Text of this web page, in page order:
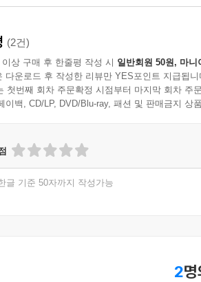
(2건)
이상 구매 후 한줄평 작성 시 일반회원 50원, 마니
다운로드 후 작성한 리뷰만 YES포인트 지급됩니
첫번째 회차 주문확정 시점부터 마지막 회차 주
이백, CD/LP, DVD/Blu-ray, 패션 및 판매금지 상
글 기준 50자까지 작성가능
2